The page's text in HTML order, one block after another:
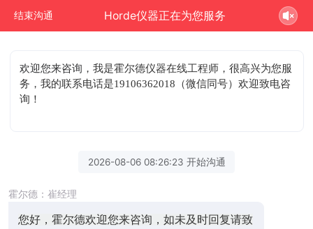
结束沟通 Horde仪器正在为您服务
欢迎您来咨询 ，我是霍尔德仪器在线工程师，很高兴为您服
务，我的联系电话是19106362018（微信同号）欢迎致电咨
询！
2026-08-06 08:26:23 开始沟通
霍尔德：崔经理
您好，霍尔德欢迎您来咨询，如未及时回复请致